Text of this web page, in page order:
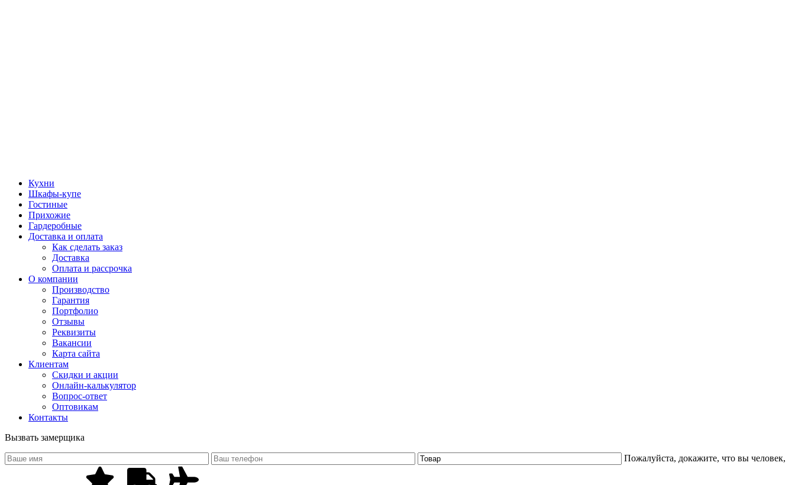
Кухни
Шкафы-купе
Гостиные
Прихожие
Гардеробные
Доставка и оплата
Как сделать заказ
Доставка
Оплата и рассрочка
О компании
Производство
Гарантия
Портфолио
Отзывы
Реквизиты
Вакансии
Карта сайта
Клиентам
Скидки и акции
Онлайн-калькулятор
Вопрос-ответ
Оптовикам
Контакты
Вызвать замерщика
Пожалуйста, докажите, что вы человек,